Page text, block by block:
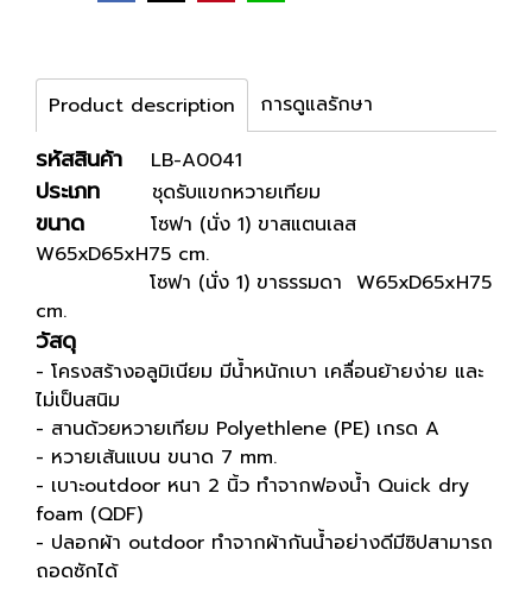
Product description การดูแลรักษา
รหัสสินค้า LB-A0041
ประเภท ชุดรับแขกหวายเทียม
ขนาด
โซฟา (นั่ง 1) ขาสแตนเลส
W65xD65xH75 cm.
โซฟา (นั่ง 1) ขาธรรมดา W65xD65xH75
cm.
วัสดุ
- โครงสร้างอลูมิเนียม มีน้ำหนักเบา เคลื่อนย้ายง่าย และ
ไม่เป็นสนิม
- สานด้วยหวายเทียม Polyethlene (PE) เกรด A
- หวายเส้นแบน ขนาด 7 mm.
- เบาะoutdoor หนา 2 นิ้ว ทำจากฟองน้ำ Quick dry
foam (QDF)
- ปลอกผ้า outdoor ทำจากผ้ากันน้ำอย่างดีมีซิปสามารถ
ถอดซักได้